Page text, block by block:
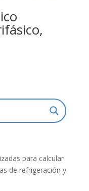
para calcular
de refrigeración y